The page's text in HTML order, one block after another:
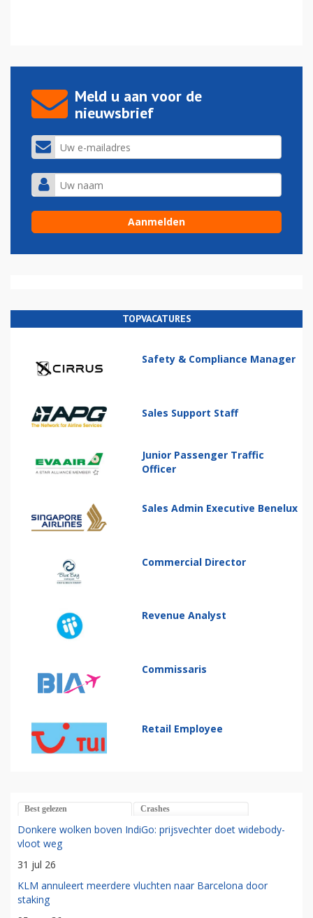
Meld u aan voor de
nieuwsbrief
TOPVACATURES
Safety & Compliance Manager
Sales Support Staff
Junior Passenger Traffic
Officer
Sales Admin Executive Benelux
Commercial Director
Revenue Analyst
Commissaris
Retail Employee
Best gelezen Crashes
Donkere wolken boven IndiGo: prijsvechter doet widebody-
vloot weg
31 jul 26
KLM annuleert meerdere vluchten naar Barcelona door
staking